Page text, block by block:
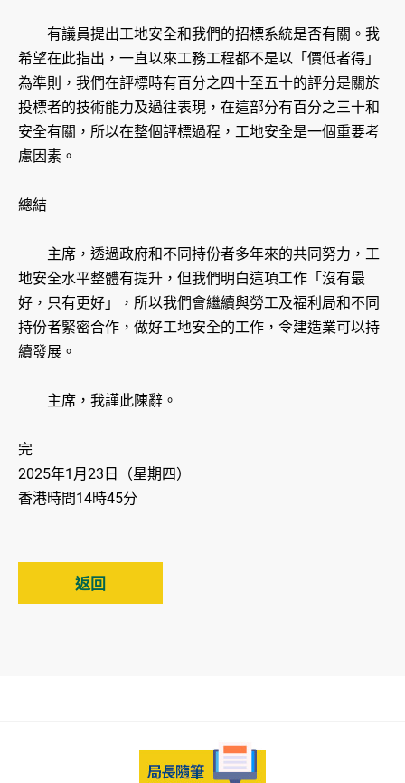
有議員提出工地安全和我們的招標系統是否有關。我
希望在此指出，一直以來工務工程都不是以「價低者得」
為準則，我們在評標時有百分之四十至五十的評分是關於
投標者的技術能力及過往表現，在這部分有百分之三十和
安全有關，所以在整個評標過程，工地安全是一個重要考
慮因素。
總結
主席，透過政府和不同持份者多年來的共同努力，工
地安全水平整體有提升，但我們明白這項工作「沒有最
好，只有更好」，所以我們會繼續與勞工及福利局和不同
持份者緊密合作，做好工地安全的工作，令建造業可以持
續發展。
主席，我謹此陳辭。
完
2025年1月23日（星期四）
香港時間14時45分
返回